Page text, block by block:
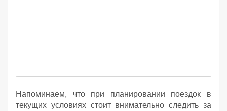
Напоминаем, что при планировании поездок в
текущих условиях стоит внимательно следить за